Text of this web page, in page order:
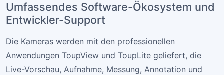
Umfassendes Software-Ökosystem und
Entwickler-Support
Die Kameras werden mit den professionellen
Anwendungen ToupView und ToupLite geliefert, die
Live-Vorschau, Aufnahme, Messung, Annotation und